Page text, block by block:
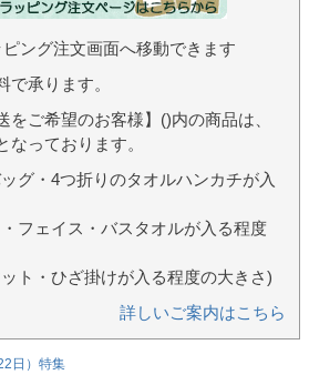
ング注文画面へ移動できます
で承ります。
をご希望のお客様】()内の商品は、
っております。
グ・4つ折りのタオルハンカチが入
フェイス・バスタオルが入る程度
ト・ひざ掛けが入る程度の大きさ)
詳しいご案内はこちら
日）特集